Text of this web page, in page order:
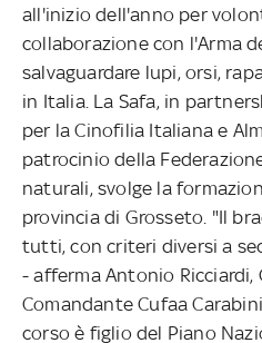
all'inizio dell'anno per
collaborazione con l'Arma
salvaguardare lupi, orsi,
in Italia. La Safa, in
per la Cinofilia Italiana e
patrocinio della
naturali, svolge la
provincia di Grosseto. "Il
tutti, con criteri diversi a
- afferma Antonio Ricciardi,
Comandante Cufaa
corso è figlio del Piano